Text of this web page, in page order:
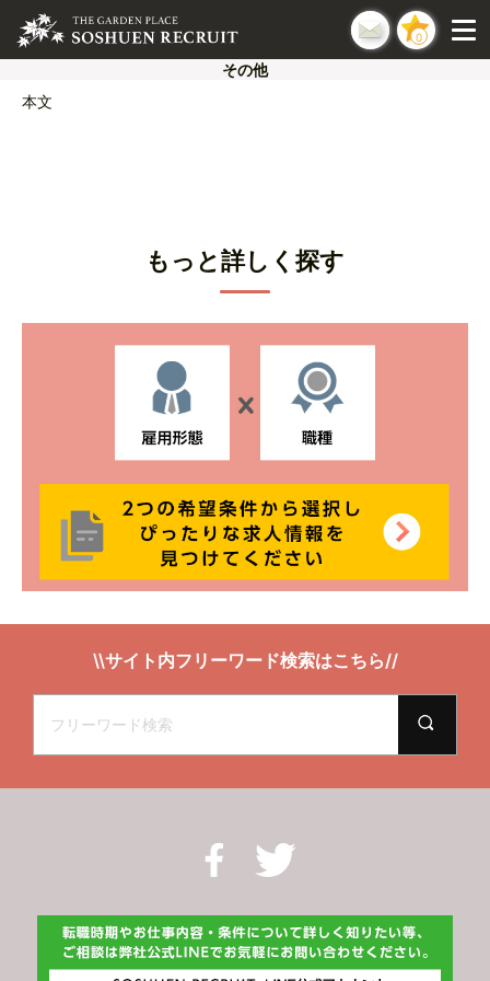
0
その他
本文
もっと詳しく探す
\\サイト内フリーワード検索はこちら//